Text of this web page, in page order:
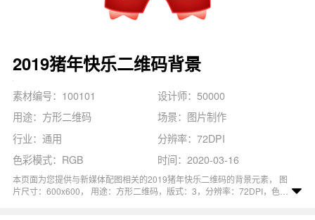
2019猪年快乐二维码背景
素材编号：100101
设计师：50000
用途：方形二维码
场景：图片制作
行业：通用
分辨率：72DPI
色彩模式：RGB
时间：2020-03-16
本页面为您提供与新媒体配图相关的2019猪年快乐二维码的背景元素， 图
片尺寸：600x600， 用途：方形二维码，版式：3，分辨率：72DPI，色彩